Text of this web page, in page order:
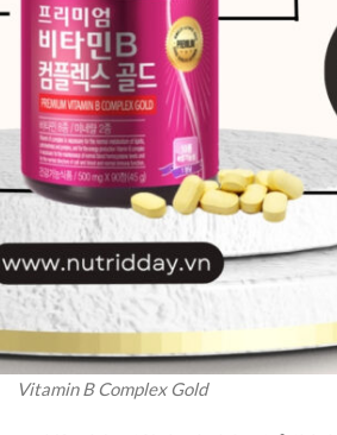
Vitamin B Complex Gold